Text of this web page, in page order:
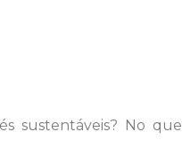
sustentáveis? No que